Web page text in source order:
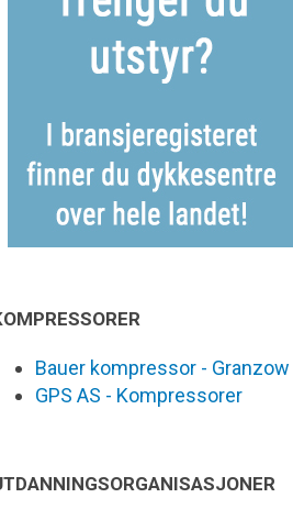
Bauer kompressor - Granzow
GPS AS - Kompressorer